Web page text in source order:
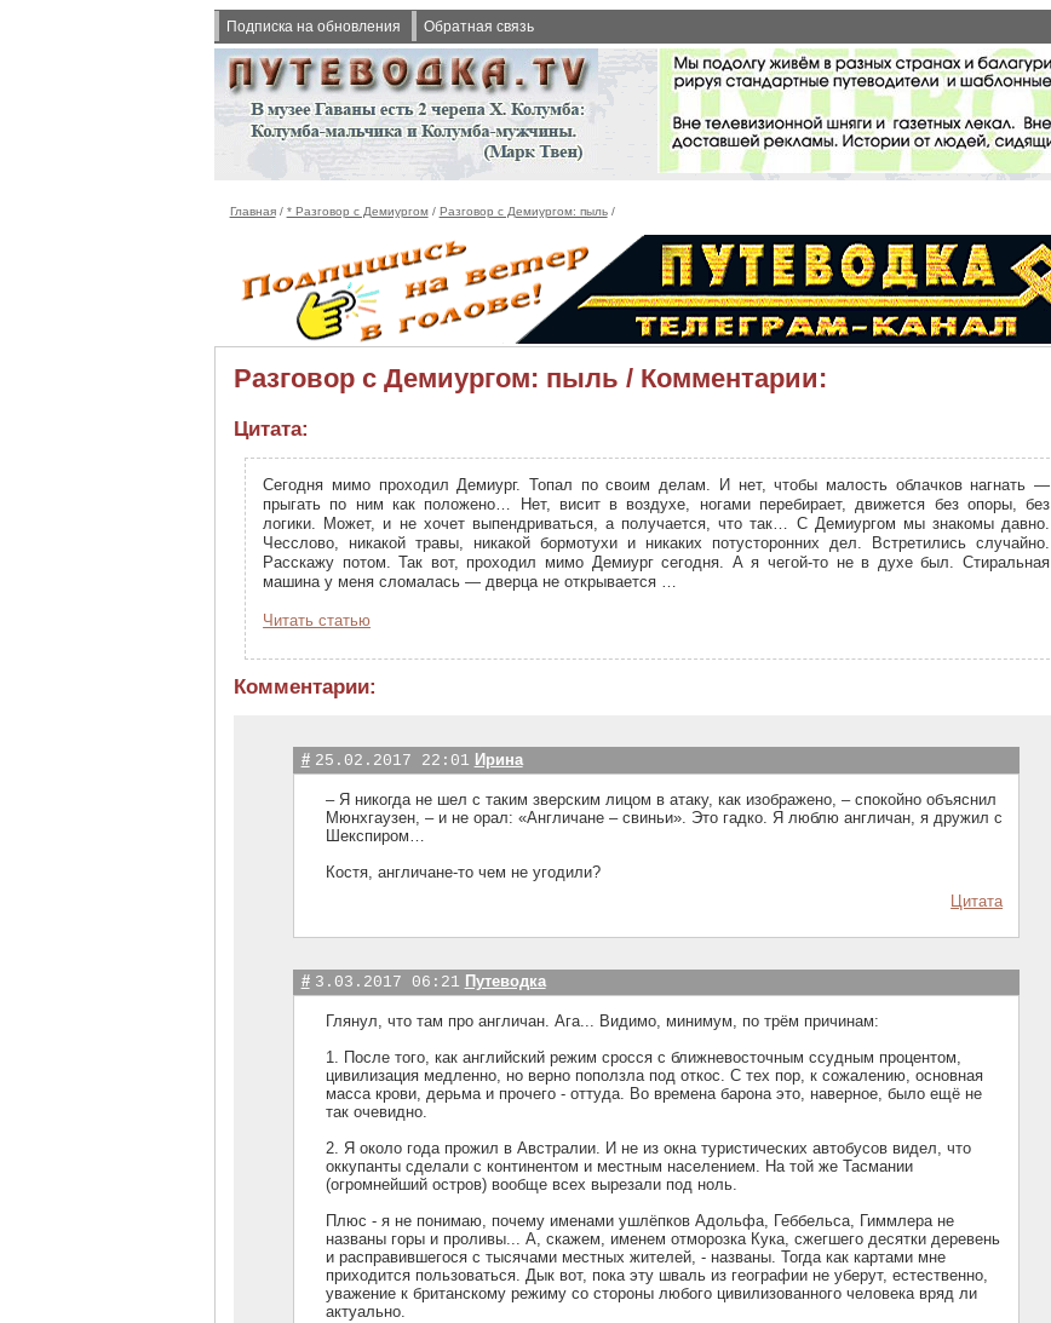
Подписка на обновления Обратная связь
Главная/ * Разговор с Демиургом/ Разговор с Демиургом: пыль/
Разговор с Демиургом: пыль / Комментарии:
Цитата:
Сегодня мимо проходил Демиург. Топал по своим делам. И нет, чтобы малость облачков нагнать —
прыгать по ним как положено… Нет, висит в воздухе, ногами перебирает, движется без опоры, без
логики. Может, и не хочет выпендриваться, а получается, что так… С Демиургом мы знакомы давно.
Чесслово, никакой травы, никакой бормотухи и никаких потусторонних дел. Встретились случайно.
Расскажу потом. Так вот, проходил мимо Демиург сегодня. А я чегой-то не в духе был. Стиральная
машина у меня сломалась — дверца не открывается …
Читать статью
Комментарии:
# 25.02.2017 22:01 Ирина
– Я никогда не шел с таким зверским лицом в атаку, как изображено, – спокойно объяснил
Мюнхгаузен, – и не орал: «Англичане – свиньи». Это гадко. Я люблю англичан, я дружил с
Шекспиром…
Костя, англичане-то чем не угодили?
Цитата
# 3.03.2017 06:21 Путеводка
Глянул, что там про англичан. Ага... Видимо, минимум, по трём причинам:
1. После того, как английский режим сросся с ближневосточным ссудным процентом,
цивилизация медленно, но верно поползла под откос. С тех пор, к сожалению, основная
масса крови, дерьма и прочего - оттуда. Во времена барона это, наверное, было ещё не
так очевидно.
2. Я около года прожил в Австралии. И не из окна туристических автобусов видел, что
оккупанты сделали с континентом и местным населением. На той же Тасмании
(огромнейший остров) вообще всех вырезали под ноль.
Плюс - я не понимаю, почему именами ушлёпков Адольфа, Геббельса, Гиммлера не
названы горы и проливы... А, скажем, именем отморозка Кука, сжегшего десятки деревень
и расправившегося с тысячами местных жителей, - названы. Тогда как картами мне
приходится пользоваться. Дык вот, пока эту шваль из географии не уберут, естественно,
уважение к британскому режиму со стороны любого цивилизованного человека вряд ли
актуально.